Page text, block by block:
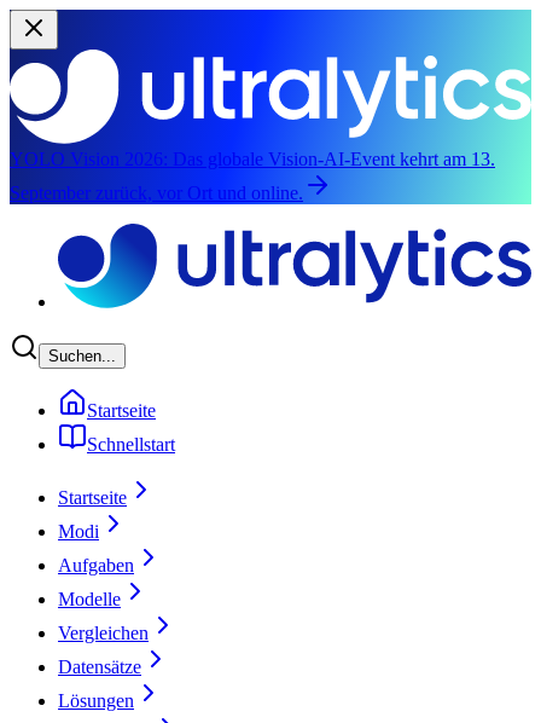
YOLO Vision 2026: Das globale Vision-AI-Event kehrt am 13.
September zurück, vor Ort und online.
Suchen...
Startseite
Schnellstart
Startseite
Modi
Aufgaben
Modelle
Vergleichen
Datensätze
Lösungen